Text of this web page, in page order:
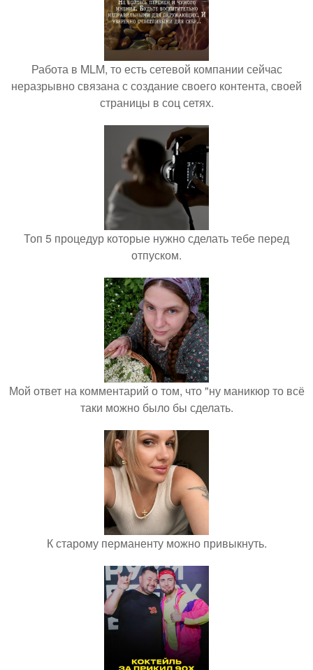
Работа в MLM, то есть сетевой компании сейчас
неразрывно связана с создание своего контента, своей
страницы в соц сетях.
Топ 5 процедур которые нужно сделать тебе перед
отпуском.
Мой ответ на комментарий о том, что "ну маникюр то всё
таки можно было бы сделать.
К старому перманенту можно привыкнуть.